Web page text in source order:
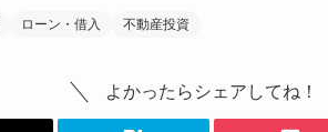
ローン・借入 不動産投資
よかったらシェアしてね！